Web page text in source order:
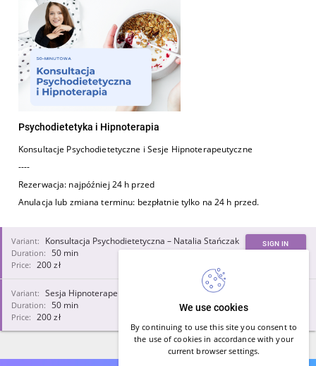
We use cookies
By continuing to use this site you consent to
the use of cookies in accordance with your
current browser settings.
Psychodietetyka i Hipnoterapia
Konsultacje Psychodietetyczne i Sesje Hipnoterapeutyczne
----
Rezerwacja: najpóźniej 24 h przed
Anulacja lub zmiana terminu: bezpłatnie tylko na 24 h przed.
Variant:
Konsultacja Psychodietetyczna – Natalia Stańczak
Duration:
50 min
Price:
200 zł
SIGN IN
Variant: Sesja Hipnoterapeutyczna – Natalia Stańczak
Duration:
50 min
Price:
200 zł